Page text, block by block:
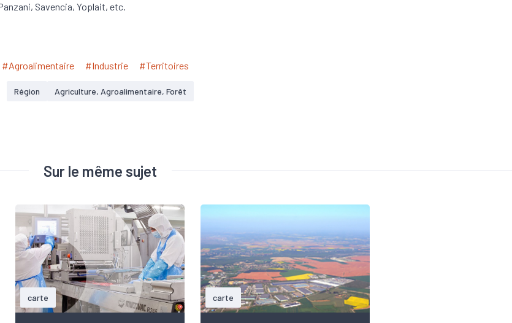
Savencia, Yoplait, etc.
#Agroalimentaire #Industrie #Territoires
Région Agriculture, Agroalimentaire, Forêt
Sur le même sujet
carte carte